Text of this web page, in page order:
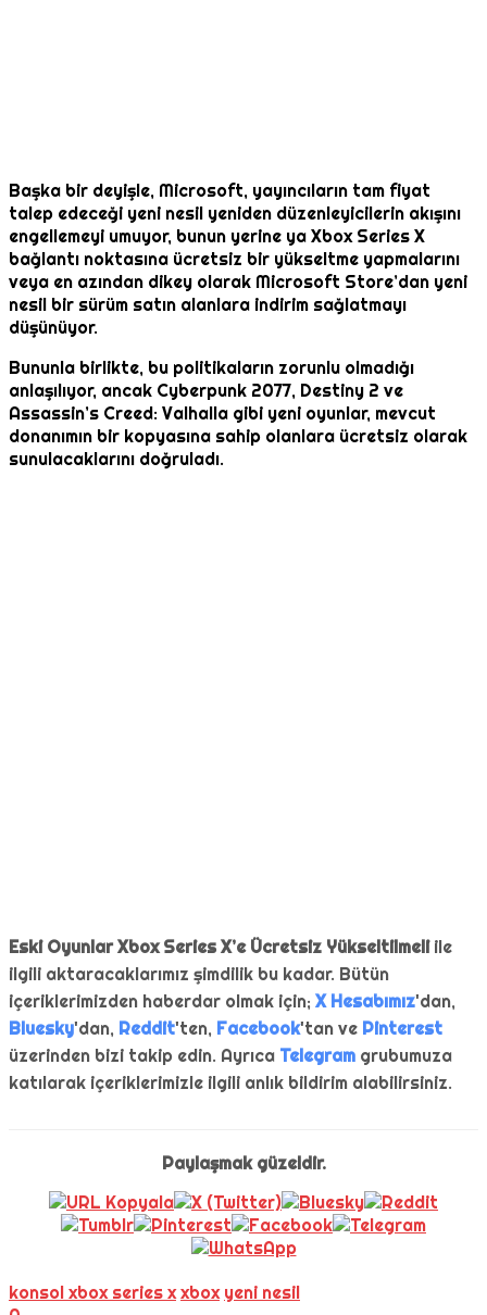
Başka bir deyişle, Microsoft, yayıncıların tam fiyat
talep edeceği yeni nesil yeniden düzenleyicilerin akışını
engellemeyi umuyor, bunun yerine ya Xbox Series X
bağlantı noktasına ücretsiz bir yükseltme yapmalarını
veya en azından dikey olarak Microsoft Store’dan yeni
nesil bir sürüm satın alanlara indirim sağlatmayı
düşünüyor.
Bununla birlikte, bu politikaların zorunlu olmadığı
anlaşılıyor, ancak Cyberpunk 2077, Destiny 2 ve
Assassin’s Creed: Valhalla gibi yeni oyunlar, mevcut
donanımın bir kopyasına sahip olanlara ücretsiz olarak
sunulacaklarını doğruladı.
Eski Oyunlar Xbox Series X’e Ücretsiz Yükseltilmeliile
ilgili aktaracaklarımız şimdilik bu kadar. Bütün
içeriklerimizden haberdar olmak için; X Hesabımız'dan,
Bluesky'dan, Reddit'ten, Facebook'tan ve Pinterest
üzerinden bizi takip edin. Ayrıca Telegram grubumuza
katılarak içeriklerimizle ilgili anlık bildirim alabilirsiniz.
Paylaşmak güzeldir.
konsol xbox series xxbox yeni nesil